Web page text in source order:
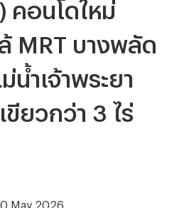
คอนโดใหม่
MRT บางพลัด
น้ำเจ้าพระยา
ยวกว่า 3 ไร่
May 2026